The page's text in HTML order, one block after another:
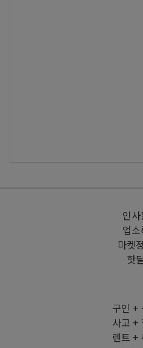
인사
업소
마켓
핫딜
구인 +
사고 +
렌트 +